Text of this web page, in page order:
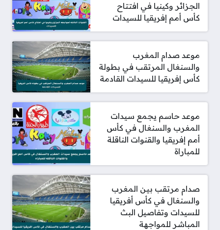
الجزائر وكينيا في افتتاح
كأس أمم إفريقيا للسيدات
موعد صدام المغرب
والسنغال المرتقب في بطولة
كأس إفريقيا للسيدات القادمة
موعد حاسم يجمع سيدات
المغرب والسنغال في كأس
أمم إفريقيا والقنوات الناقلة
للمباراة
صدام مرتقب بين المغرب
والسنغال في كأس أفريقيا
للسيدات وتفاصيل البث
المباشر للمواجهة